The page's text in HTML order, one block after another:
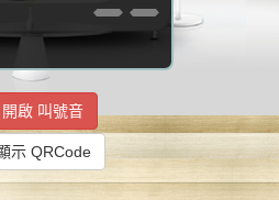
開啟 叫號音
示 QRCode